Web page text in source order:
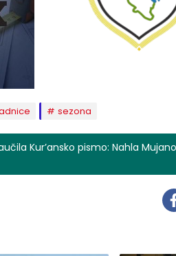
sezona
Kur’ansko pismo: Nahla